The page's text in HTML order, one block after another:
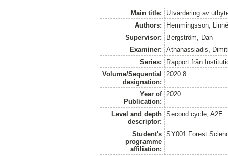
Main title:
Utvärdering av
Authors:
Hemmingsson,
Supervisor:
Bergström, Dan
Examiner:
Athanassiadis,
Series:
Rapport från
Volume/Sequential
designation:
2020:8
Year of
Publication:
2020
Level and depth
descriptor:
Second cycle, A2E
Student's
programme
affiliation:
SY001 Forest